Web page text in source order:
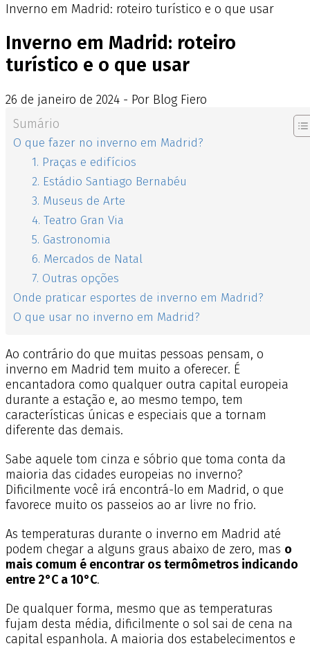
Inverno em Madrid: roteiro turístico e o que usar
Inverno em Madrid: roteiro
turístico e o que usar
26 de janeiro de 2024 - Por Blog Fiero
Sumário
O que fazer no inverno em Madrid?
1. Praças e edifícios
2. Estádio Santiago Bernabéu
3. Museus de Arte
4. Teatro Gran Via
5. Gastronomia
6. Mercados de Natal
7. Outras opções
Onde praticar esportes de inverno em Madrid?
O que usar no inverno em Madrid?
Ao contrário do que muitas pessoas pensam, o
inverno em Madrid tem muito a oferecer. É
encantadora como qualquer outra capital europeia
durante a estação e, ao mesmo tempo, tem
características únicas e especiais que a tornam
diferente das demais.
Sabe aquele tom cinza e sóbrio que toma conta da
maioria das cidades europeias no inverno?
Dificilmente você irá encontrá-lo em Madrid, o que
favorece muito os passeios ao ar livre no frio.
As temperaturas durante o inverno em Madrid até
podem chegar a alguns graus abaixo de zero, mas o
mais comum é encontrar os termômetros indicando
entre 2°C a 10°C.
De qualquer forma, mesmo que as temperaturas
fujam desta média, dificilmente o sol sai de cena na
capital espanhola. A maioria dos estabelecimentos e